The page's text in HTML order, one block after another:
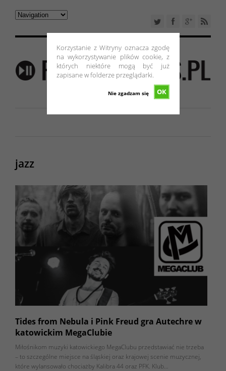
Korzystanie z Witryny oznacza zgodę
na wykorzystywanie plików cookie, z
których niektóre mogą być już
zapisane w folderze przeglądarki.
OK
Nie zgadzam się
jazz
Tides from Nebula i Pink Freud gra Autechre w
katowickim MegaClubie
Miłośnikom muzyki katowickiego MegaClubu przedstawiać nie trzeba
– to szczególne miejsce na śląskiej oraz krajowej scenie muzycznej,
które wylansowało chociażby Kalibra 44 oraz PFK. Klub…